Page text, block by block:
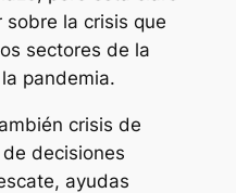
la crisis que
sectores de la
pandemia.
crisis de
decisiones
ayudas